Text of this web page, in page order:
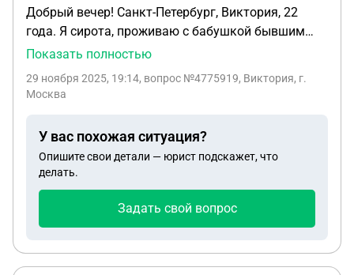
Добрый вечер! Санкт-Петербург, Виктория, 22
года. Я сирота, проживаю с бабушкой бывшим
опекуном. Квартира в соцнайме, я там прописана.
очередь как сирота для получения жилья?
Показать полностью
29 ноября 2025, 19:14, вопрос №4775919, Виктория, г.
Москва
У вас похожая ситуация?
Опишите свои детали — юрист подскажет, что
делать.
Задать свой вопрос